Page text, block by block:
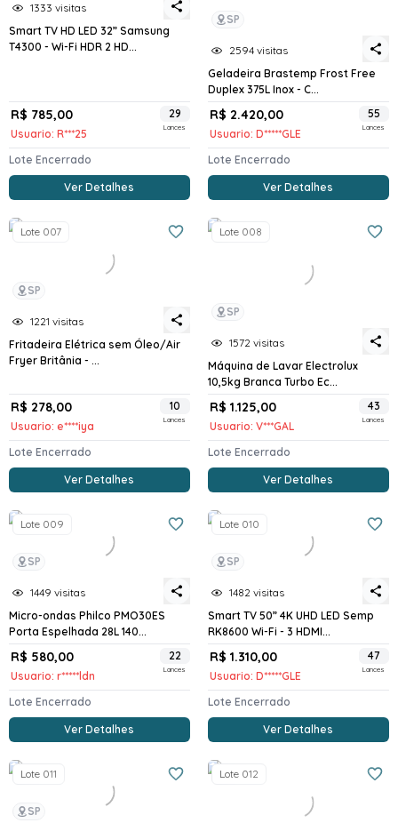
1333 visitas
Smart TV HD LED 32” Samsung
T4300 - Wi-Fi HDR 2 HD...
R$ 785,00
Usuario: R***25
29
Lances
Lote Encerrado
Ver Detalhes
SP
2594 visitas
Geladeira Brastemp Frost Free
Duplex 375L Inox - C...
R$ 2.420,00
Usuario: D*****GLE
55
Lances
Lote Encerrado
Ver Detalhes
SP
Lote 007
1221 visitas
Fritadeira Elétrica sem Óleo/Air
Fryer Britânia - ...
R$ 278,00
Usuario: e****iya
10
Lances
Lote Encerrado
Ver Detalhes
SP
Lote 008
1572 visitas
Máquina de Lavar Electrolux
10,5kg Branca Turbo Ec...
R$ 1.125,00
Usuario: V***GAL
43
Lances
Lote Encerrado
Ver Detalhes
SP
Lote 009
1449 visitas
Micro-ondas Philco PMO30ES
Porta Espelhada 28L 140...
R$ 580,00
Usuario: r*****ldn
22
Lances
Lote Encerrado
Ver Detalhes
SP
Lote 010
1482 visitas
Smart TV 50” 4K UHD LED Semp
RK8600 Wi-Fi - 3 HDMI...
R$ 1.310,00
Usuario: D*****GLE
47
Lances
Lote Encerrado
Ver Detalhes
SP
Lote 011 Lote 012